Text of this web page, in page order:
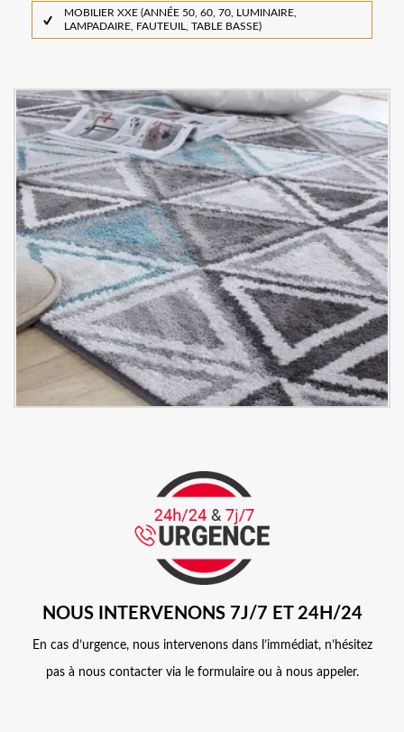
MOBILIER XXE (ANNÉE 50, 60, 70, LUMINAIRE,
LAMPADAIRE, FAUTEUIL, TABLE BASSE)
NOUS INTERVENONS 7J/7 ET 24H/24
En cas d’urgence, nous intervenons dans l’immédiat, n’hésitez
pas à nous contacter via le formulaire ou à nous appeler.